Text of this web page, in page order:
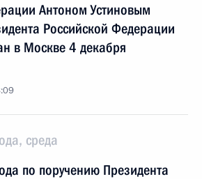
Антоном Устиновым
Российской Федерации
в Москве 4 декабря
среда
по поручению Президента